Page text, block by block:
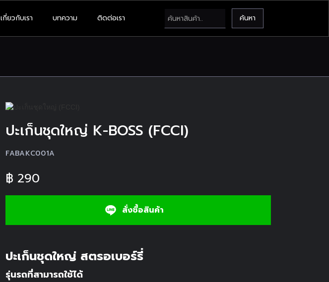
เกี่ยวกับเรา บทความ ติดต่อเรา
ปะเก็นชุดใหญ่ K-BOSS (FCCI)
FABAKC001A
฿ 290
สั่งซื้อสินค้า
ปะเก็นชุดใหญ่ สตรอเบอร์รี่
รุ่นรถที่สามารถใช้ได้